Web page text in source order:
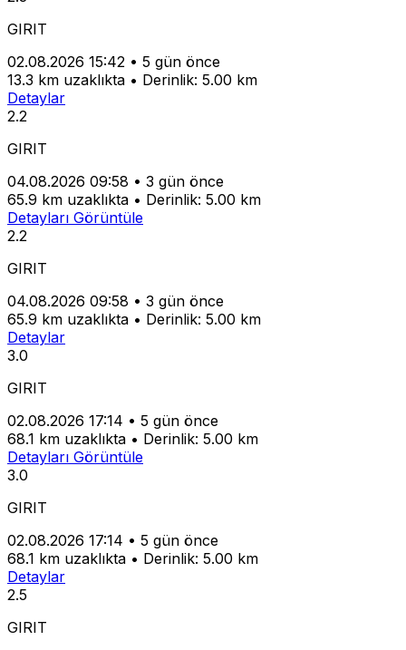
GIRIT
02.08.2026 15:42 • 5 gün önce
13.3 km uzaklıkta • Derinlik: 5.00 km
Detaylar
2.2
GIRIT
04.08.2026 09:58 • 3 gün önce
65.9 km uzaklıkta • Derinlik: 5.00 km
Detayları Görüntüle
2.2
GIRIT
04.08.2026 09:58 • 3 gün önce
65.9 km uzaklıkta • Derinlik: 5.00 km
Detaylar
3.0
GIRIT
02.08.2026 17:14 • 5 gün önce
68.1 km uzaklıkta • Derinlik: 5.00 km
Detayları Görüntüle
3.0
GIRIT
02.08.2026 17:14 • 5 gün önce
68.1 km uzaklıkta • Derinlik: 5.00 km
Detaylar
2.5
GIRIT